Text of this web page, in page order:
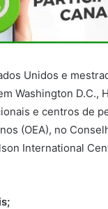
Unidos e
Washington D.C.,
e centros de
(OEA), no
International